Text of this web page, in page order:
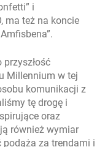
i
ma też na koncie
Millennium w tej
komunikacji z
tę drogę i
oraz
również wymiar
podąża za trendami i